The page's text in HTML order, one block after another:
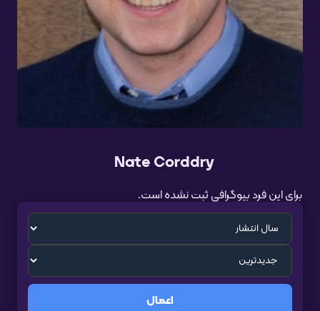
Nate Corddry
برای این فرد بیوگرافی ثبت نشده است.
اعمال